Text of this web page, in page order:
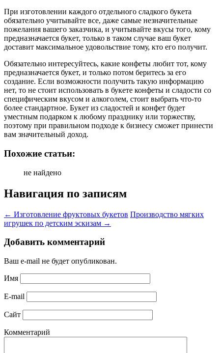
При изготовлении каждого отдельного сладкого букета
обязательно учитывайте все, даже самые незначительные
пожелания вашего заказчика, и учитывайте вкусы того, кому
предназначается букет, только в таком случае ваш букет
доставит максимальное удовольствие тому, кто его получит.
Обязательно интересуйтесь, какие конфеты любит тот, кому
предназначается букет, и только потом беритесь за его
создание. Если возможности получить такую информацию
нет, то не стоит использовать в букете конфеты и сладости со
специфическим вкусом и алкоголем, стоит выбрать что-то
более стандартное. Букет из сладостей и конфет будет
уместным подарком к любому празднику или торжеству,
поэтому при правильном подходе к бизнесу сможет принести
вам значительный доход.
Похожие статьи:
не найдено
Навигация по записям
← Изготовление фруктовых букетов Производство мягких
игрушек по детским эскизам →
Добавить комментарий
Ваш e-mail не будет опубликован.
Имя
E-mail
Сайт
Комментарий